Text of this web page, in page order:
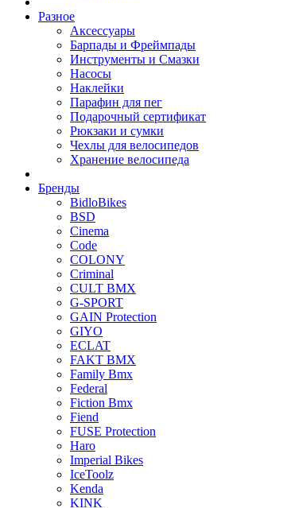
Разное
Аксессуары
Барпады и Фреймпады
Инструменты и Смазки
Насосы
Наклейки
Парафин для пег
Подарочный сертификат
Рюкзаки и сумки
Чехлы для велосипедов
Хранение велосипеда
Бренды
BidloBikes
BSD
Cinema
Code
COLONY
Criminal
CULT BMX
G-SPORT
GAIN Protection
GIYO
ECLAT
FAKT BMX
Family Bmx
Federal
Fiction Bmx
Fiend
FUSE Protection
Haro
Imperial Bikes
IceToolz
Kenda
KINK